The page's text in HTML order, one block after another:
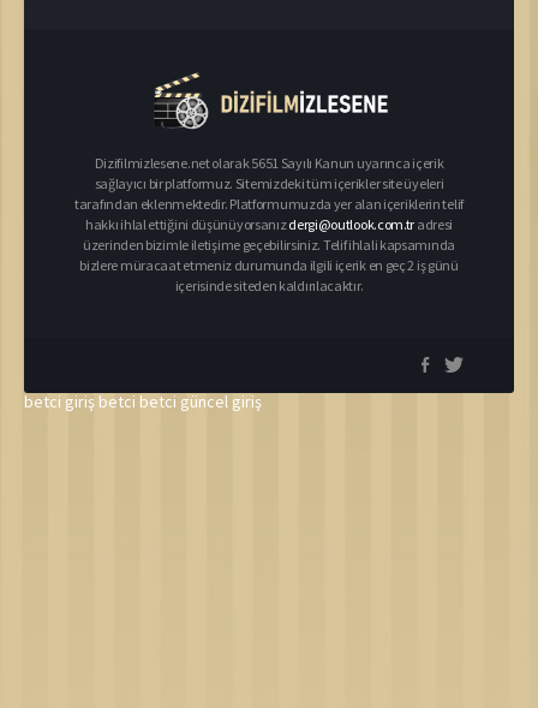
Dizifilmizlesene.net olarak 5651 Sayılı Kanun uyarınca içerik
sağlayıcı bir platformuz. Sitemizdeki tüm içerikler site üyeleri
tarafından eklenmektedir. Platformumuzda yer alan içeriklerin telif
hakkı ihlal ettiğini düşünüyorsanızdergi@outlook.com.tr adresi
üzerinden bizimle iletişime geçebilirsiniz. Telif ihlali kapsamında
bizlere müracaat etmeniz durumunda ilgili içerik en geç 2 iş günü
içerisinde siteden kaldırılacaktır.
betci giriş betci betci güncel giriş